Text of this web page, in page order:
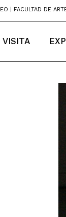
| FACULTAD DE
VISITA